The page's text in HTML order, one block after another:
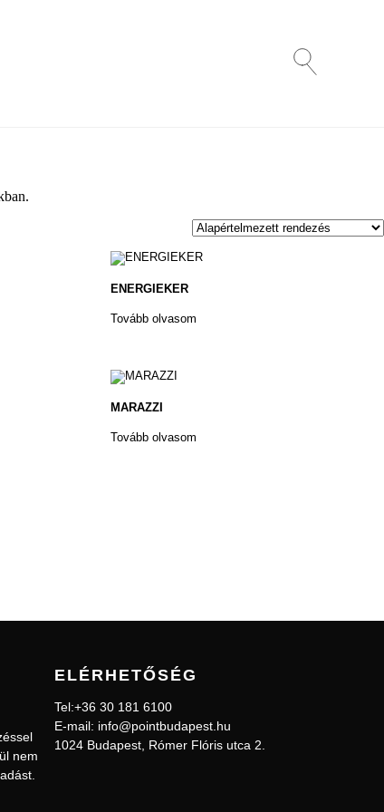
ENERGIEKER
Tovább olvasom
MARAZZI
Tovább olvasom
nem
ELÉRHETŐSÉG
Tel:+36 30 181 6100
E-mail: info@pointbudapest.hu
1024 Budapest, Rómer Flóris utca 2.